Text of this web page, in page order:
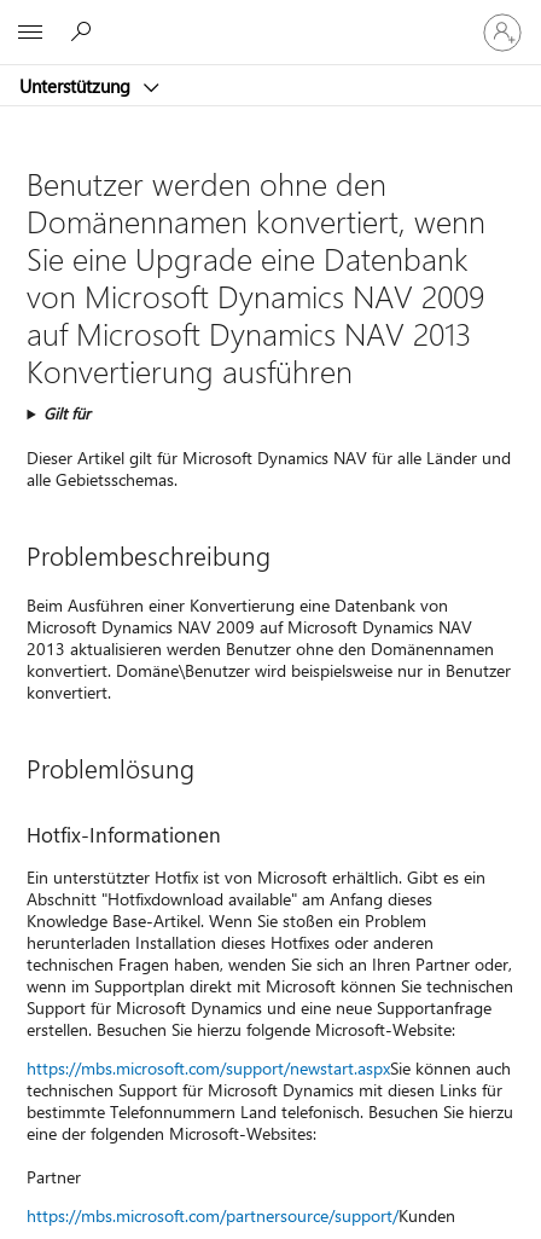
Unterstützung
Bei
Ihrem
Konto
Benutzer werden ohne den
Domänennamen konvertiert, wenn
Sie eine Upgrade eine Datenbank
von Microsoft Dynamics NAV 2009
auf Microsoft Dynamics NAV 2013
Konvertierung ausführen
Gilt für
Dieser Artikel gilt für Microsoft Dynamics NAV für alle Länder und
alle Gebietsschemas.
Problembeschreibung
Beim Ausführen einer Konvertierung eine Datenbank von
Microsoft Dynamics NAV 2009 auf Microsoft Dynamics NAV
2013 aktualisieren werden Benutzer ohne den Domänennamen
konvertiert. Domäne\Benutzer wird beispielsweise nur in Benutzer
konvertiert.
Problemlösung
Hotfix-Informationen
Ein unterstützter Hotfix ist von Microsoft erhältlich. Gibt es ein
Abschnitt "Hotfixdownload available" am Anfang dieses
Knowledge Base-Artikel. Wenn Sie stoßen ein Problem
herunterladen Installation dieses Hotfixes oder anderen
technischen Fragen haben, wenden Sie sich an Ihren Partner oder,
wenn im Supportplan direkt mit Microsoft können Sie technischen
Support für Microsoft Dynamics und eine neue Supportanfrage
erstellen. Besuchen Sie hierzu folgende Microsoft-Website:
https://mbs.microsoft.com/support/newstart.aspxSie können auch
technischen Support für Microsoft Dynamics mit diesen Links für
bestimmte Telefonnummern Land telefonisch. Besuchen Sie hierzu
eine der folgenden Microsoft-Websites:
Partner
https://mbs.microsoft.com/partnersource/support/Kunden